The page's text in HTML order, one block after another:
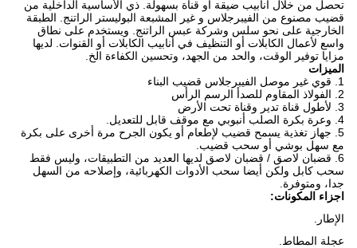
تحصل من خلال أنابيب ضيقة أو قناة بسهولة. ذي الأساسية الداخلية من
قضيب مصنوع من الفيبرجلاس و غير المشبعة البوليستر الراتنج.
الطبقة
الخارجية على نحو سلس وشركة عبس الراتنج.
ويستخدم على نطاق
واسع لأعمال الكابلات أو التنظيف في أنابيب الكابلات أو القنوات.
لديها
مزايا توفير الوقت،والحد من الجهد، وتحسين الكفاءة الخ.
الميزات
4. وعرة بكرة الصلب أنبوبي مع موقف قابل للتعديل.
5. جهاز تغذية يسمح قضيب لإطعام أو يكون الجرح مرة أخرى على بكرة
مع سهل بوشي أو سحب قضيب.
6. قضبان لاصق / قضبان لاصق لديها العديد من التطبيقات، وليس فقط
سحب كابل ولكن أيضا سحب الأدوات الكهربائية، وإصلاحه من السهل
جدا، ومتوفرة.
اجزاء المكونات:
الإطار.
عجلة المطاط.